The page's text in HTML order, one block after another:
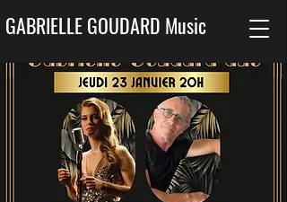
GABRIELLE GOUDARD Music